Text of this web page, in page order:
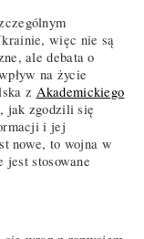
więc nie są
ale debata o
na życie
z Akademickiego
jak zgodzili się
i jej
nowe, to wojna w
jest stosowane